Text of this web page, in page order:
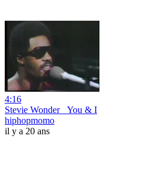
4:16
Stevie Wonder _You & I
hiphopmomo
il y a 20 ans